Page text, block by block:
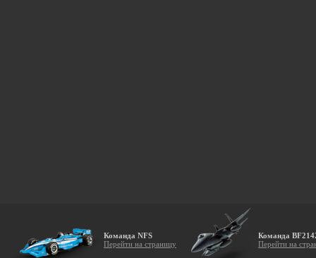
Команда NFS
Перейти на страницу
Команда
Перейти на